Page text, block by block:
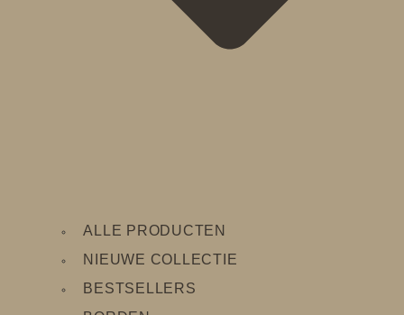
ALLE PRODUCTEN
NIEUWE COLLECTIE
BESTSELLERS